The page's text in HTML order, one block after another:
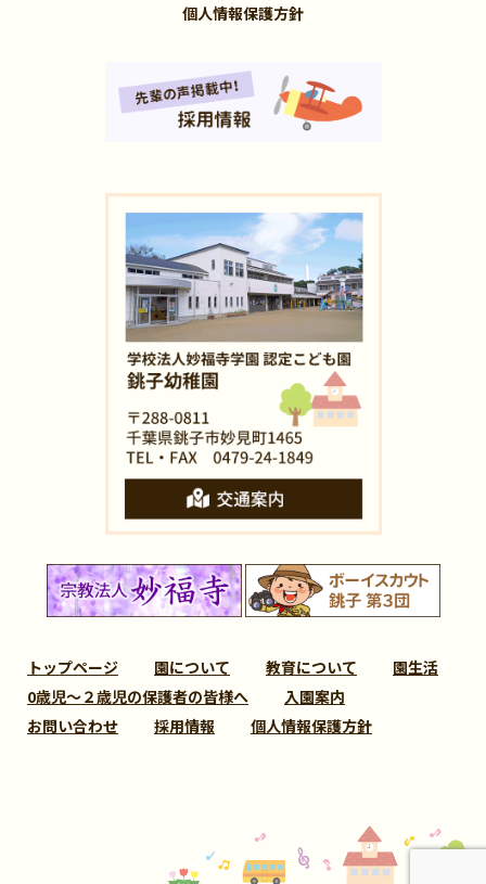
個人情報保護方針
トップページ 園について 教育について
園生活
0歳児～２歳児の保護者の皆様へ
入園案内
お問い合わせ
採用情報 個人情報保護方針